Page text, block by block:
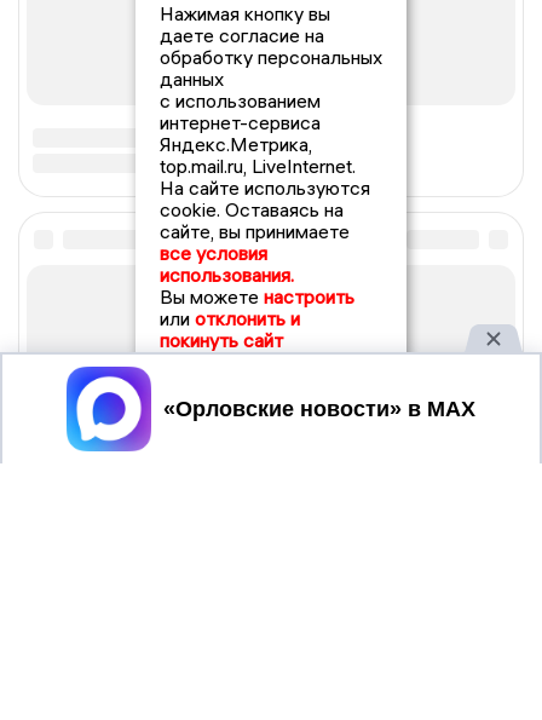
Нажимая кнопку вы
даете согласие на
обработку персональных
данных
с использованием
интернет-сервиса
Яндекс.Метрика,
top.mail.ru, LiveInternet.
На сайте используются
cookie. Оставаясь на
сайте, вы принимаете
все условия
использования.
Вы можете настроить
или отклонить и
покинуть сайт
Принять